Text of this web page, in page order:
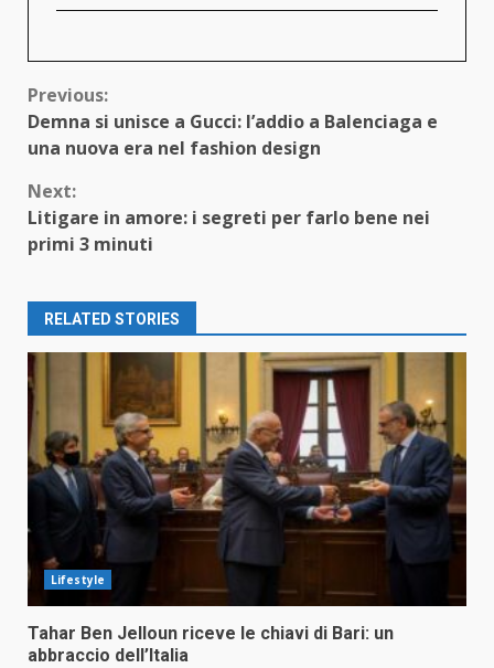
Continue
Reading
Previous:
Demna si unisce a Gucci: l’addio a Balenciaga e
una nuova era nel fashion design
Next:
Litigare in amore: i segreti per farlo bene nei
primi 3 minuti
RELATED STORIES
Lifestyle
Tahar Ben Jelloun riceve le chiavi di Bari: un
abbraccio dell’Italia